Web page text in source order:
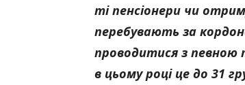
ті пенсіонери чи
перебувають за
проводитися з певною
в цьому році це до 31